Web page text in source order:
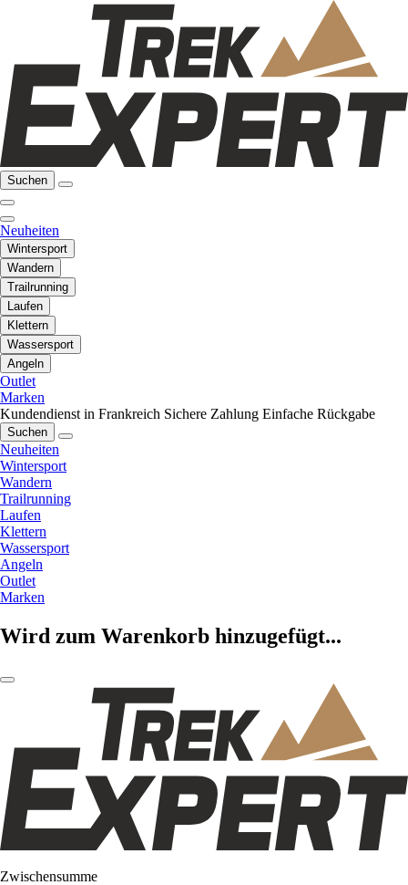
Suchen
Neuheiten
Wintersport
Wandern
Trailrunning
Laufen
Klettern
Wassersport
Angeln
Outlet
Marken
Kundendienst in Frankreich Sichere Zahlung Einfache Rückgabe
Suchen
Neuheiten
Wintersport
Wandern
Trailrunning
Laufen
Klettern
Wassersport
Angeln
Outlet
Marken
Wird zum Warenkorb hinzugefügt...
Zwischensumme